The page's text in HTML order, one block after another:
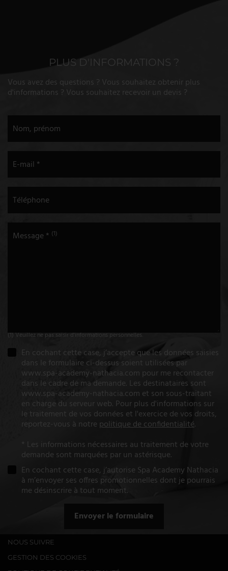
PLUS D'INFORMATIONS ?
Vous avez des questions ? Vous souhaitez obtenir plus
d'informations ? Vous souhaitez recevoir un devis ?
Nom, prénom
E-mail *
Téléphone
Message * (1)
(1) Veuillez ne pas saisir d'informations personnelles.
En cochant cette case, j’accepte que les données saisies
dans le formulaire ci-dessus soient utilisées par
www.spa-academy-nathacia.com pour me recontacter
dans le cadre de ma demande. Les destinataires sont
www.spa-academy-nathacia.com et son sous-traitant
en charge du serveur web. Pour plus d'informations sur
le traitement de vos données et l'exercice de vos droits,
reportez-vous à notre politique de confidentialité.
* Les informations nécessaires au traitement de votre
demande sont marquées par un astérisque.
En cochant cette case, j’autorise Spa Academy Nathacia
à m’envoyer ses offres promotionnelles dont je pourrais
me désinscrire à tout moment.
Envoyer le formulaire
NOUS SUIVRE
GESTION DES COOKIES